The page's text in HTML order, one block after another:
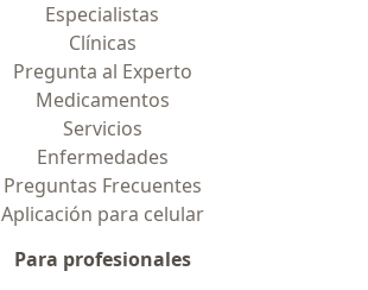
Especialistas
Clínicas
Pregunta al Experto
Medicamentos
Servicios
Enfermedades
Preguntas Frecuentes
Aplicación para celular
Para profesionales